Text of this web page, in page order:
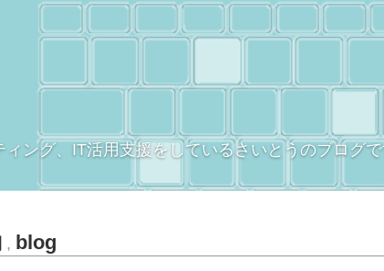
ング、IT活用支援をしているさいとうのブログ
, blog